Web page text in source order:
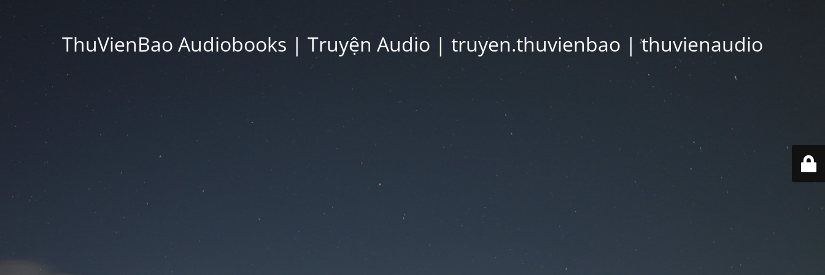
ThuVienBao Audiobooks | Truyện Audio | truyen.thuvienbao | thuvienaudio